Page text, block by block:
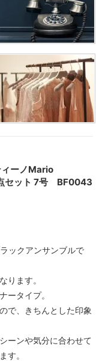
ィーノMario
セット 7号 BF0043
ックアンサンブルで
ります。
ータイプ。
で、きちんとした印象
ーンや気分に合わせて
す。